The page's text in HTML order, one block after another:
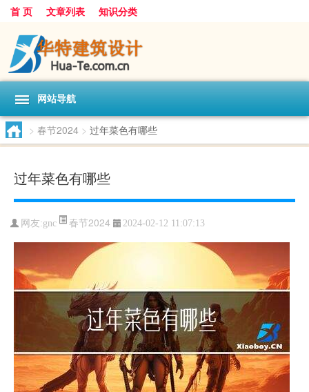
首 页 文章列表 知识分类
网站导航
> 春节2024 > 过年菜色有哪些
过年菜色有哪些
网友:gnc 春节2024 2024-02-12 11:07:13